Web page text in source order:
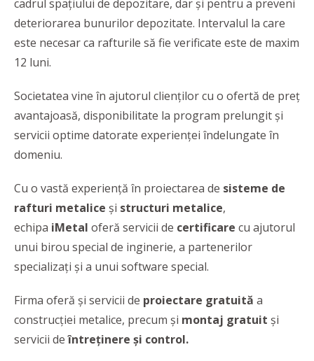
cadrul spațiului de depozitare, dar şi pentru a preveni
deteriorarea bunurilor depozitate. Intervalul la care
este necesar ca rafturile să fie verificate este de maxim
12 luni.
Societatea vine în ajutorul clienților cu o ofertă de preț
avantajoasă, disponibilitate la program prelungit și
servicii optime datorate experienței îndelungate în
domeniu.
Cu o vastă experiență în proiectarea de sisteme de
rafturi metalice și structuri metalice,
echipa iMetal oferă servicii de certificare cu ajutorul
unui birou special de inginerie, a partenerilor
specializați și a unui software special.
Firma oferă şi servicii de proiectare gratuită a
construcției metalice, precum și montaj gratuit și
servicii deîntreținere și control.